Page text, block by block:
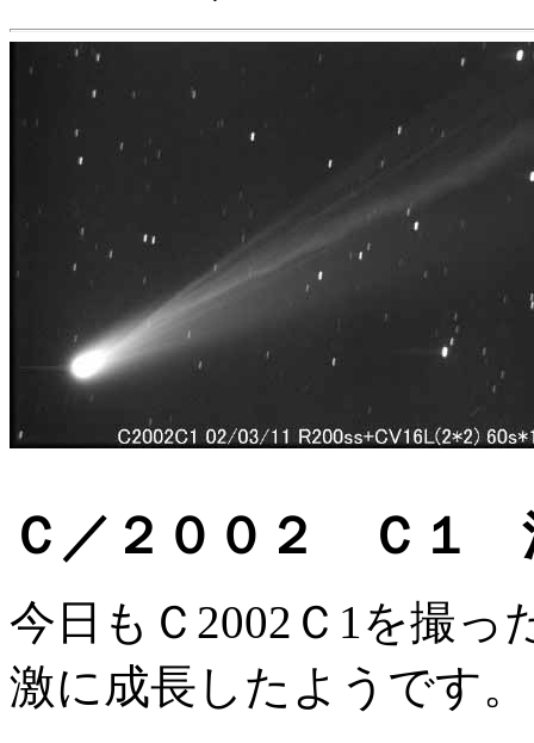
Ｃ／２００２ Ｃ１
今日もＣ2002Ｃ1を撮
激に成長したようです。